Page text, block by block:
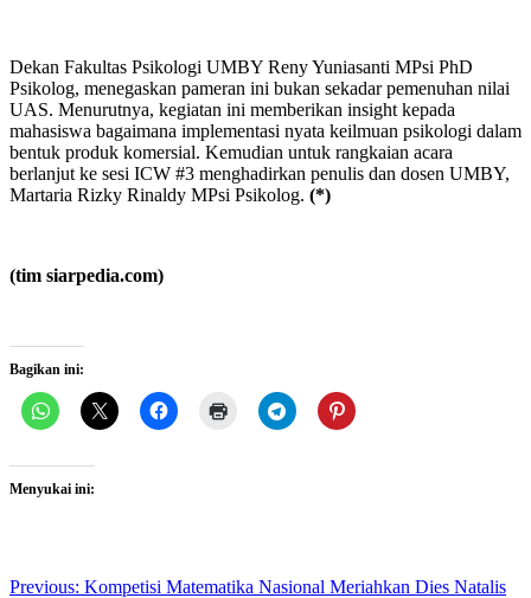
Dekan Fakultas Psikologi UMBY Reny Yuniasanti MPsi PhD
Psikolog, menegaskan pameran ini bukan sekadar pemenuhan nilai
UAS. Menurutnya, kegiatan ini memberikan insight kepada
mahasiswa bagaimana implementasi nyata keilmuan psikologi dalam
bentuk produk komersial. Kemudian untuk rangkaian acara
berlanjut ke sesi ICW #3 menghadirkan penulis dan dosen UMBY,
Martaria Rizky Rinaldy MPsi Psikolog. (*)
(tim siarpedia.com)
Bagikan ini:
Menyukai ini:
Post
Previous: Kompetisi Matematika Nasional Meriahkan Dies Natalis